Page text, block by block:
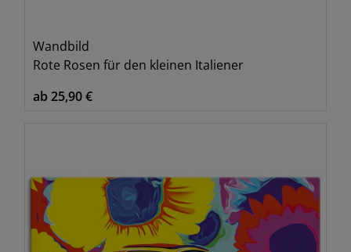
Wandbild
Rote Rosen für den kleinen Italiener
ab 25,90 €